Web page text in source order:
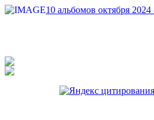
10 альбомов октября 2024